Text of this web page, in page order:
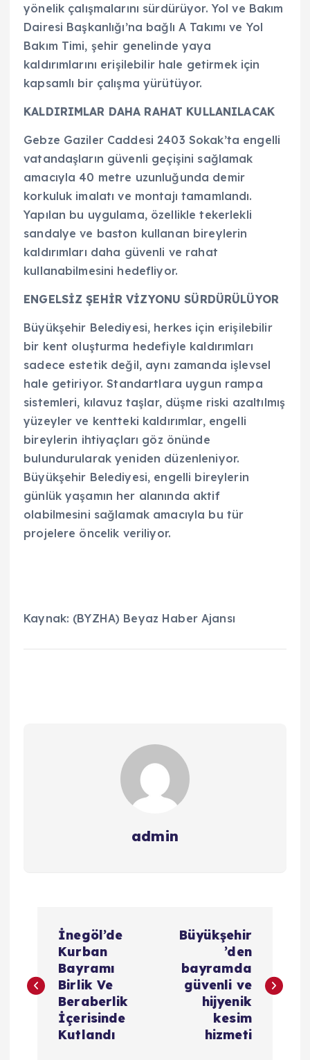
yönelik çalışmalarını sürdürüyor. Yol ve Bakım
Dairesi Başkanlığı’na bağlı A Takımı ve Yol
Bakım Timi, şehir genelinde yaya
kaldırımlarını erişilebilir hale getirmek için
kapsamlı bir çalışma yürütüyor.
KALDIRIMLAR DAHA RAHAT KULLANILACAK
Gebze Gaziler Caddesi 2403 Sokak’ta engelli
vatandaşların güvenli geçişini sağlamak
amacıyla 40 metre uzunluğunda demir
korkuluk imalatı ve montajı tamamlandı.
Yapılan bu uygulama, özellikle tekerlekli
sandalye ve baston kullanan bireylerin
kaldırımları daha güvenli ve rahat
kullanabilmesini hedefliyor.
ENGELSİZ ŞEHİR VİZYONU SÜRDÜRÜLÜYOR
Büyükşehir Belediyesi, herkes için erişilebilir
bir kent oluşturma hedefiyle kaldırımları
sadece estetik değil, aynı zamanda işlevsel
hale getiriyor. Standartlara uygun rampa
sistemleri, kılavuz taşlar, düşme riski azaltılmış
yüzeyler ve kentteki kaldırımlar, engelli
bireylerin ihtiyaçları göz önünde
bulundurularak yeniden düzenleniyor.
Büyükşehir Belediyesi, engelli bireylerin
günlük yaşamın her alanında aktif
olabilmesini sağlamak amacıyla bu tür
projelere öncelik veriliyor.
Kaynak: (BYZHA) Beyaz Haber Ajansı
admin
z
İnegöl’de
Kurban
Bayramı
Birlik Ve
Beraberlik
İçerisinde
Kutlandı
Büyükşehir
’den
bayramda
güvenli ve
hijyenik
kesim
hizmeti